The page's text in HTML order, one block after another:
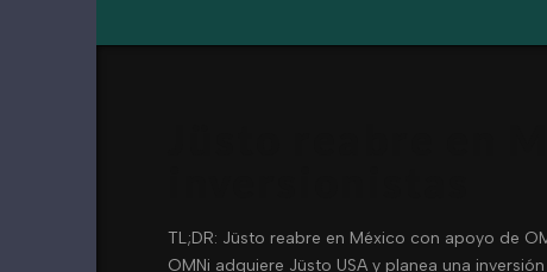
TL;DR: Jüsto reabre en México con apoyo de
OMNi adquiere Jüsto USA y planea una